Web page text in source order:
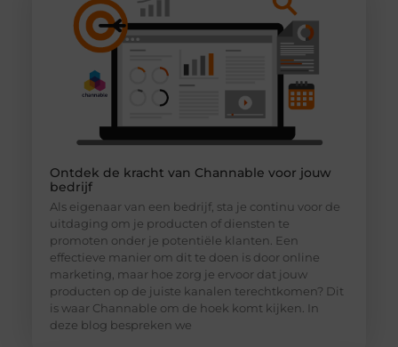
Ontdek de kracht van Channable voor jouw
bedrijf
Als eigenaar van een bedrijf, sta je continu voor de
uitdaging om je producten of diensten te
promoten onder je potentiële klanten. Een
effectieve manier om dit te doen is door online
marketing, maar hoe zorg je ervoor dat jouw
producten op de juiste kanalen terechtkomen? Dit
is waar Channable om de hoek komt kijken. In
deze blog bespreken we